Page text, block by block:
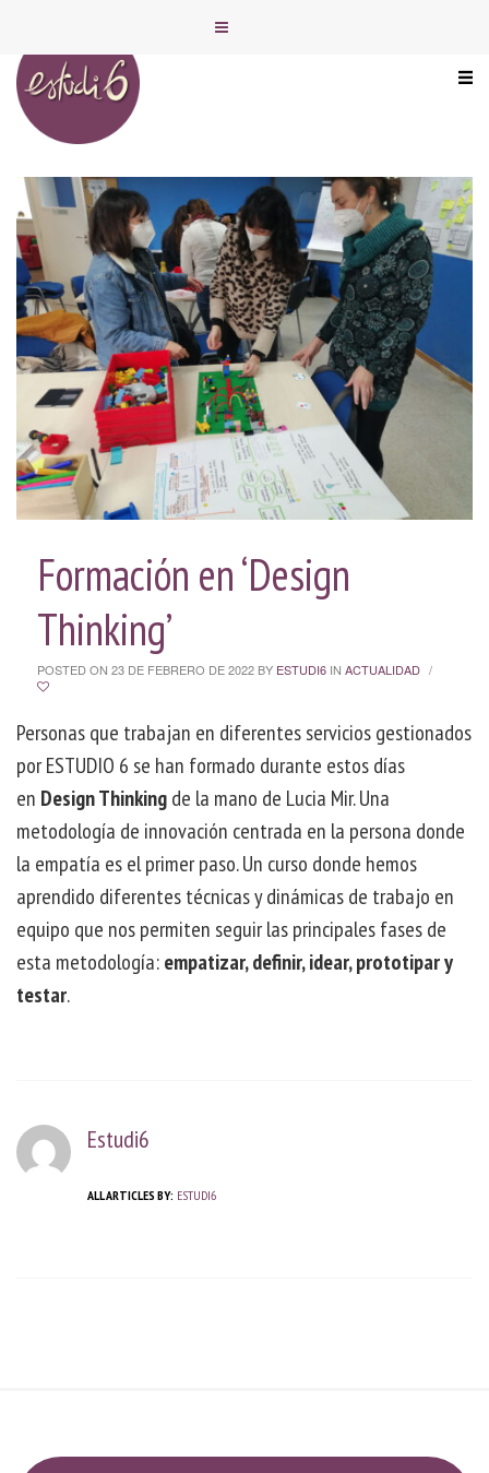
Formación en ‘Design
Thinking’
POSTED ON 23 DE FEBRERO DE 2022 BY ESTUDI6 IN ACTUALIDAD /
Personas que trabajan en diferentes servicios gestionados
por ESTUDIO 6 se han formado durante estos días
en Design Thinkingde la mano de Lucia Mir. Una
metodología de innovación centrada en la persona donde
la empatía es el primer paso. Un curso donde hemos
aprendido diferentes técnicas y dinámicas de trabajo en
equipo que nos permiten seguir las principales fases de
esta metodología:empatizar, definir, idear, prototipar y
testar.
Estudi6
ALL ARTICLES BY: ESTUDI6